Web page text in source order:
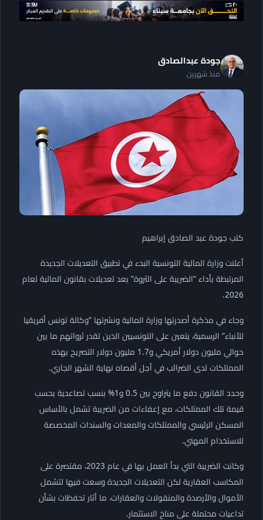
جودة عبدالصادق
منذ شهرين
كتب جودة عبد الصادق إبراهيم
أعلنت وزارة المالية التونسية البدء في تطبيق التعديلات الجديدة
المرتبطة بأداء “الضريبة على الثروة” بعد تعديلات بقانون المالية لعام
2026.
وجاء في مذكرة أصدرتها وزارة المالية ونشرتها “وكالة تونس أفريقيا
للأنباء” الرسمية، يتعين على التونسيين الذين تقدر ثرواتهم ما بين
حوالي مليون دولار أمريكي و1.7 مليون دولار التصريح بهذه
الممتلكات لدى الضرائب في أجل أقصاه نهاية الشهر الجاري.
وحدد القانون دفع ما يتراوح بين 0.5 و1% بنسب تصاعدية بحسب
قيمة تلك الممتلكات، مع إعفاءات من الضريبة تشمل بالأساس
المسكن الرئيسي والممتلكات والمعدات والسندات المخصصة
للاستخدام المهني.
وكانت الضريبة التي بدأ العمل بها في عام 2023، مقتصرة على
المكاسب العقارية لكن التعديلات الجديدة وسعت فيها لتشمل
الأموال والأرصدة والمنقولات والعقارات، ما أثار تحفظات بشأن
تداعيات محتملة على مناخ الاستثمار.